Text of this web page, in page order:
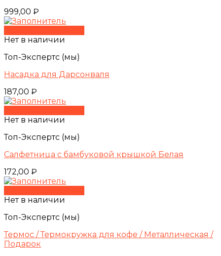
999,00 ₽
Нет в наличии
Топ-Экспертс (мы)
Насадка для Дарсонваля
187,00 ₽
Нет в наличии
Топ-Экспертс (мы)
Салфетница с бамбуковой крышкой Белая
172,00 ₽
Нет в наличии
Топ-Экспертс (мы)
Термос / Термокружка для кофе / Металлическая /
Подарок